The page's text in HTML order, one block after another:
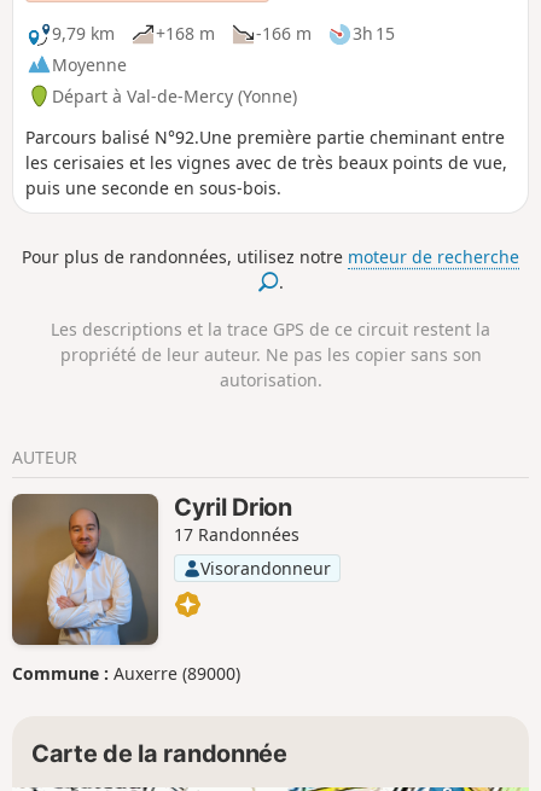
est aussi le Chemin de Compostelle.
9,79 km
+168 m -166 m
3h 15
Moyenne
Départ à Val-de-Mercy (Yonne)
Parcours balisé N°92.Une première partie cheminant entre
les cerisaies et les vignes avec de très beaux points de vue,
puis une seconde en sous-bois.
Pour plus de randonnées, utilisez notre moteur de recherche
.
Les descriptions et la trace GPS de ce circuit restent la
propriété de leur auteur. Ne pas les copier sans son
autorisation.
AUTEUR
Cyril Drion
17 Randonnées
Visorandonneur
Commune : Auxerre (89000)
Carte de la randonnée